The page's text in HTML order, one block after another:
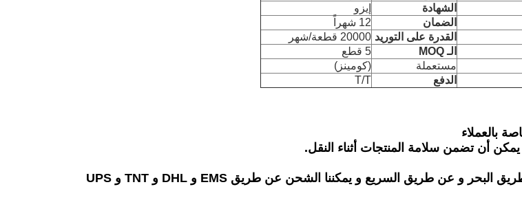
الشهادة
إيزو
الضمان
12 شهراً
القدرة على التوريد 20000 قطعة/شهر
الـ MOQ
5 قطع
مستعملة
(كومينز)
الدفع T/T